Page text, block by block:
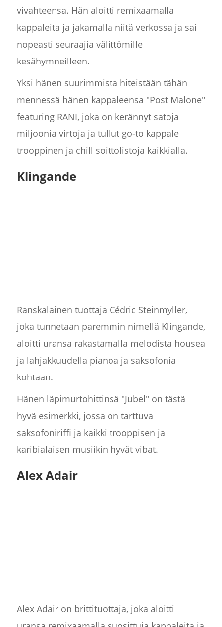
vivahteensa. Hän aloitti remixaamalla
kappaleita ja jakamalla niitä verkossa ja sai
nopeasti seuraajia välittömille
kesähymneilleen.
Yksi hänen suurimmista hiteistään tähän
mennessä hänen kappaleensa "Post Malone"
featuring RANI, joka on kerännyt satoja
miljoonia virtoja ja tullut go-to kappale
trooppinen ja chill soittolistoja kaikkialla.
Klingande
Ranskalainen tuottaja Cédric Steinmyller,
joka tunnetaan paremmin nimellä Klingande,
aloitti uransa rakastamalla melodista housea
ja lahjakkuudella pianoa ja saksofonia
kohtaan.
Hänen läpimurtohittinsä "Jubel" on tästä
hyvä esimerkki, jossa on tarttuva
saksofoniriffi ja kaikki trooppisen ja
karibialaisen musiikin hyvät vibat.
Alex Adair
Alex Adair on brittituottaja, joka aloitti